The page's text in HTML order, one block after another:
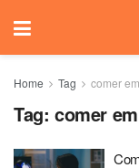
Home Tag comer
Tag: comer